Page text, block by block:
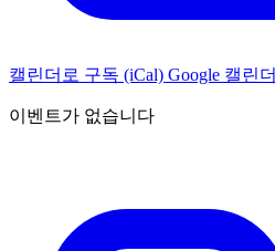
캘린더로 구독 (iCal) Google 캘린더
이벤트가 없습니다